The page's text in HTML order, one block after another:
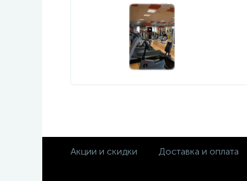
Акции и скидки Доставка и оплата